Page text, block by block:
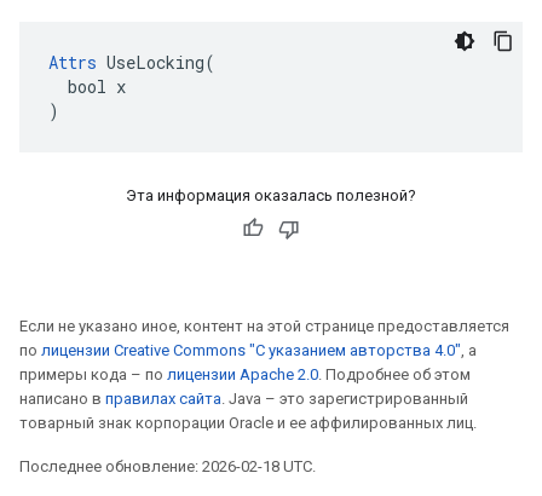
Attrs UseLocking(
  bool x
)
Эта информация оказалась полезной?
Если не указано иное, контент на этой странице предоставляется
по лицензии Creative Commons "С указанием авторства 4.0", а
примеры кода – по лицензии Apache 2.0. Подробнее об этом
написано в правилах сайта. Java – это зарегистрированный
товарный знак корпорации Oracle и ее аффилированных лиц.
Последнее обновление: 2026-02-18 UTC.